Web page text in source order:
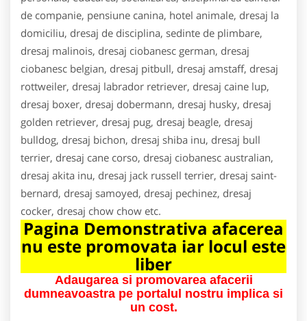
de companie, pensiune canina, hotel animale, dresaj la
domiciliu, dresaj de disciplina, sedinte de plimbare,
dresaj malinois, dresaj ciobanesc german, dresaj
ciobanesc belgian, dresaj pitbull, dresaj amstaff, dresaj
rottweiler, dresaj labrador retriever, dresaj caine lup,
dresaj boxer, dresaj dobermann, dresaj husky, dresaj
golden retriever, dresaj pug, dresaj beagle, dresaj
bulldog, dresaj bichon, dresaj shiba inu, dresaj bull
terrier, dresaj cane corso, dresaj ciobanesc australian,
dresaj akita inu, dresaj jack russell terrier, dresaj saint-
bernard, dresaj samoyed, dresaj pechinez, dresaj
cocker, dresaj chow chow etc.
Pagina Demonstrativa afacerea
nu este promovata iar locul este
liber
Adaugarea si promovarea afacerii
dumneavoastra pe portalul nostru implica si
un cost.